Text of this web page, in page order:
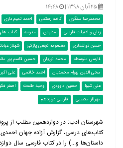
۲۵ آبان ۱۳۹۸ | ۱۴:۴۸
محمدرضا سنگری کاظم رستمی احمد تمیم داری
زبان و ادبیات فارسی
مدارس مدرسه کتاب
حسن ذوالفقاری
معصومه نجفی پازکی شهناز
فارسی متوسطه
محمد نوریان حسین قاسم پور
محی الدین بهرام محمدیان
احمد خاتمی علی
علی شیوا
حسین داوودی وحید طلعت اصغر
مهرناز مصیبی
فارسی دوازدهم
شهرستان ادب: در دوازدهمین مطلب از
کتاب‌‌های درسی، گزارش آزاده جهان احمدی
داستان‌ها و...) را در کتاب فارسی سال